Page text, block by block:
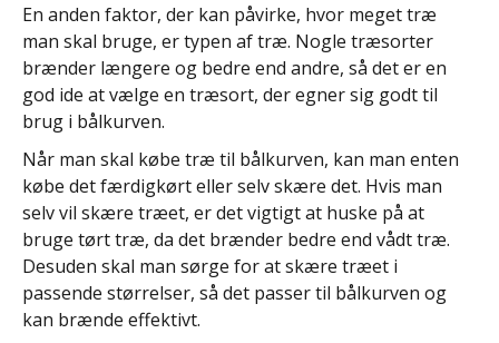
En anden faktor, der kan påvirke, hvor meget træ
man skal bruge, er typen af træ. Nogle træsorter
brænder længere og bedre end andre, så det er en
god ide at vælge en træsort, der egner sig godt til
brug i bålkurven.
Når man skal købe træ til bålkurven, kan man enten
købe det færdigkørt eller selv skære det. Hvis man
selv vil skære træet, er det vigtigt at huske på at
bruge tørt træ, da det brænder bedre end vådt træ.
Desuden skal man sørge for at skære træet i
passende størrelser, så det passer til bålkurven og
kan brænde effektivt.